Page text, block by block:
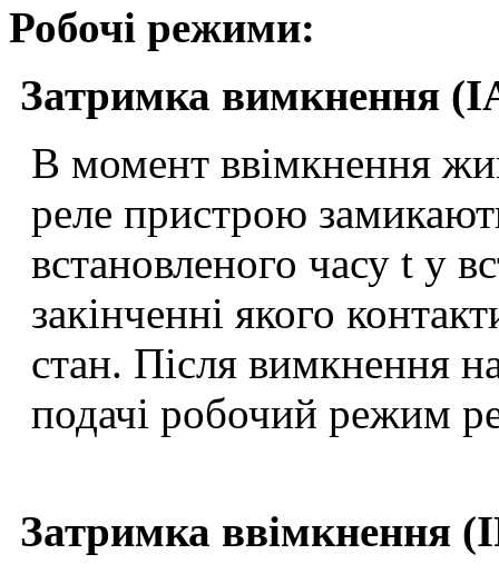
Робочі режими:
Затримка вимкнення
В момент ввімкнення
реле пристрою
встановленого часу t у
закінченні якого
стан. Після вимкнення
подачі робочий режим
Затримка ввімкнення